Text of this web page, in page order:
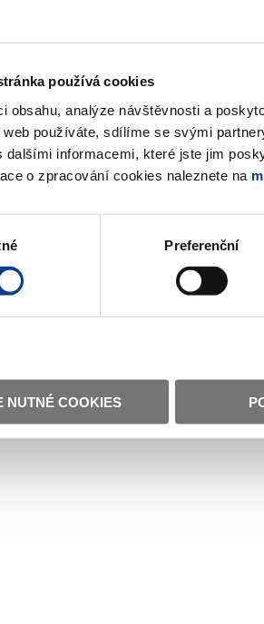
používá cookies
obsahu, analýze návštěvnosti a
používáte, sdílíme se svými
dalšími informacemi, které jste jim
o zpracování cookies naleznete na
Preferenční
NUTNÉ COOKIES